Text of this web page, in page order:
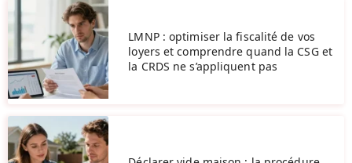
LMNP : optimiser la fiscalité de vos
loyers et comprendre quand la CSG et
la CRDS ne s’appliquent pas